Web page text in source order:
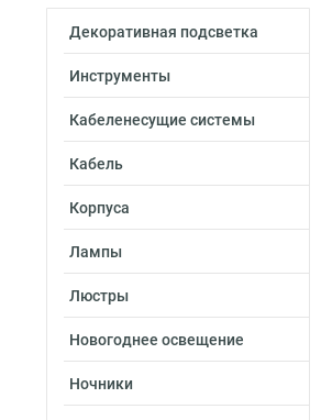
Декоративная подсветка
Инструменты
Кабеленесущие системы
Кабель
Корпуса
Лампы
Люстры
Новогоднее освещение
Ночники